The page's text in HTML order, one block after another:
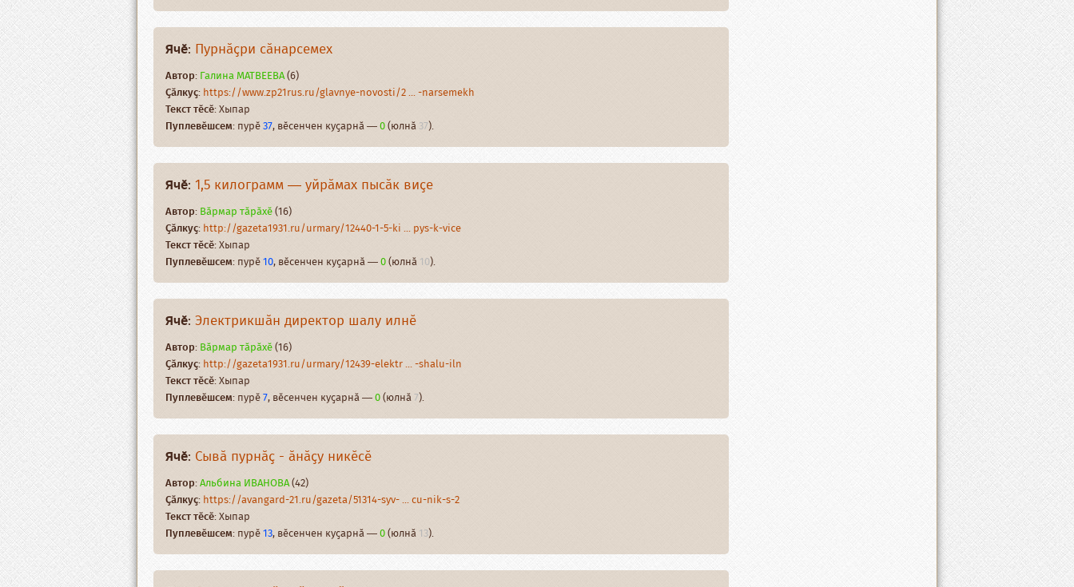
Ячӗ: Пурнӑҫри сӑнарсемех
Автор:Галина МАТВЕЕВА(6)
Ҫӑлкуҫ:https://www.zp21rus.ru/glavnye-novosti/2 ... -narsemekh
Текст тӗсӗ: Хыпар
Пуплевӗшсем: пурӗ37, вӗсенчен куҫарнӑ —0(юлнӑ37).
Ячӗ: 1,5 килограмм — уйрӑмах пысӑк виҫе
Автор:Вӑрмар тӑрӑхӗ(16)
Ҫӑлкуҫ:http://gazeta1931.ru/urmary/12440-1-5-ki ... pys-k-vice
Текст тӗсӗ: Хыпар
Пуплевӗшсем: пурӗ10, вӗсенчен куҫарнӑ —0(юлнӑ10).
Ячӗ: Электрикшӑн директор шалу илнӗ
Автор:Вӑрмар тӑрӑхӗ(16)
Ҫӑлкуҫ:http://gazeta1931.ru/urmary/12439-elektr ... -shalu-iln
Текст тӗсӗ: Хыпар
Пуплевӗшсем: пурӗ7, вӗсенчен куҫарнӑ —0(юлнӑ7).
Ячӗ: Сывӑ пурнӑҫ - ӑнӑҫу никӗсӗ
Автор:Альбина ИВАНОВА(42)
Ҫӑлкуҫ:https://avangard-21.ru/gazeta/51314-syv- ... cu-nik-s-2
Текст тӗсӗ: Хыпар
Пуплевӗшсем: пурӗ13, вӗсенчен куҫарнӑ —0(юлнӑ13).